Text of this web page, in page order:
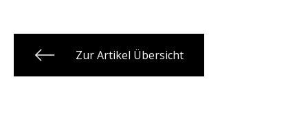
Zur Artikel Übersicht